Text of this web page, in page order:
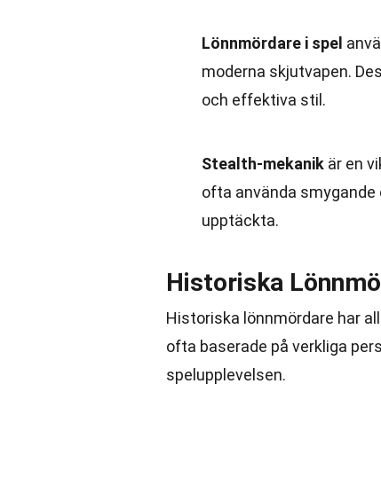
Lönnmördare i spel
moderna skjutvapen.
och effektiva stil.
Stealth-mekanik är en
ofta använda
upptäckta.
Historiska
Historiska lönnmördare har
ofta baserade på verkliga
spelupplevelsen.